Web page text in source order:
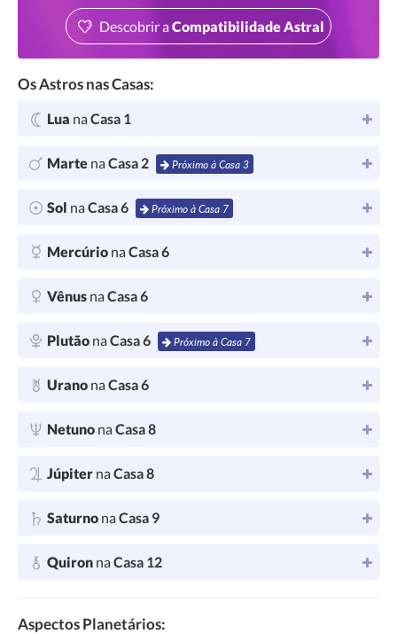
Descobrir aCompatibilidade Astral
Os Astros nas Casas:
Lua naCasa 1
Marte naCasa 2 Próximo à Casa 3
Sol naCasa 6 Próximo à Casa 7
Mercúrio naCasa 6
Vênus naCasa 6
Plutão naCasa 6 Próximo à Casa 7
Urano naCasa 6
Netuno naCasa 8
Júpiter naCasa 8
Saturno naCasa 9
Quiron naCasa 12
Aspectos Planetários: